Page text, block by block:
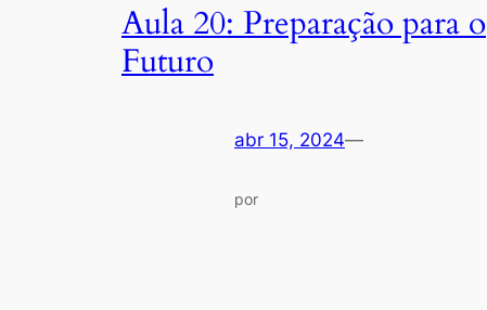
Aula 20: Preparação para o
Futuro
abr 15, 2024—
por